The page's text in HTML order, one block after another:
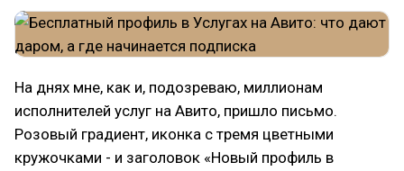
На днях мне, как и, подозреваю, миллионам
исполнителей услуг на Авито, пришло письмо.
Розовый градиент, иконка с тремя цветными
кружочками - и заголовок «Новый профиль в